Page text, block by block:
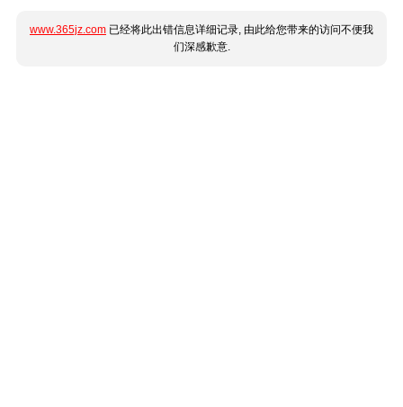
www.365jz.com 已经将此出错信息详细记录, 由此给您带来的访问不便我
们深感歉意.